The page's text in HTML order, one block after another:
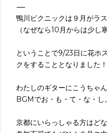
鴨川ピクニックは９月がラ
（なぜなら10月からは少し
ということで9/23日に花ホ
クをすることとなりました！
わたしのギターにこうちゃ
BGMでお・も・て・な・し
京都にいらっしゃる方はど